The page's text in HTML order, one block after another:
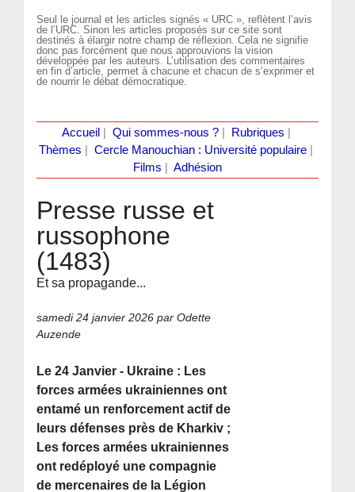
Seul le journal et les articles signés « URC », reflètent l’avis
de l’URC. Sinon les articles proposés sur ce site sont
destinés à élargir notre champ de réflexion. Cela ne signifie
donc pas forcément que nous approuvions la vision
développée par les auteurs. L’utilisation des commentaires
en fin d’article, permet à chacune et chacun de s’exprimer et
de nourrir le débat démocratique.
Accueil Qui sommes-nous ?| Rubriques
Thèmes
Cercle Manouchian : Université populaire
Films
Adhésion
Presse russe et
russophone
(1483)
Et sa propagande...
samedi 24 janvier 2026 par Odette
Auzende
Le 24 Janvier - Ukraine : Les
forces armées ukrainiennes ont
entamé un renforcement actif de
leurs défenses près de Kharkiv ;
Les forces armées ukrainiennes
ont redéployé une compagnie
de mercenaires de la Légion